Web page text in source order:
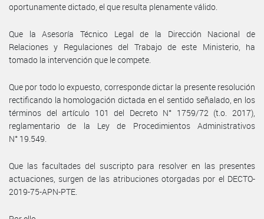
oportunamente dictado, el que resulta plenamente válido.
Que la Asesoría Técnico Legal de la Dirección Nacional de
Relaciones y Regulaciones del Trabajo de este Ministerio, ha
tomado la intervención que le compete.
Que por todo lo expuesto, corresponde dictar la presente resolución
rectificando la homologación dictada en el sentido señalado, en los
términos del artículo 101 del Decreto N° 1759/72 (t.o. 2017),
reglamentario de la Ley de Procedimientos Administrativos
N° 19.549.
Que las facultades del suscripto para resolver en las presentes
actuaciones, surgen de las atribuciones otorgadas por el DECTO-
2019-75-APN-PTE.